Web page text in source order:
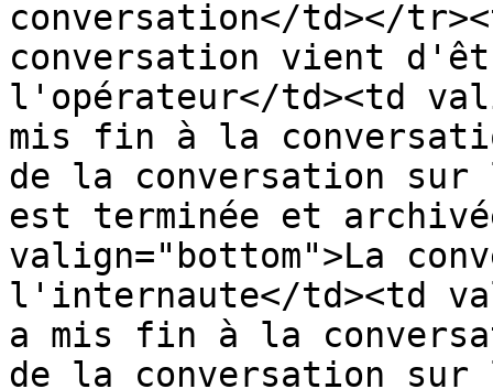
conversation</td></
conversation vient
l'opérateur</td><td
mis fin à la
de la conversation
est terminée et
valign="bottom">La
l'internaute</td><td
a mis fin à la
de la conversation